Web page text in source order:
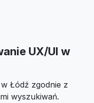
UX/UI w
Łódź zgodnie z
wyszukiwań.